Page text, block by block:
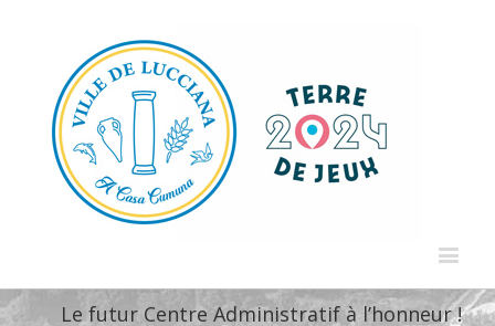
Le futur Centre Administratif à l’honneur !